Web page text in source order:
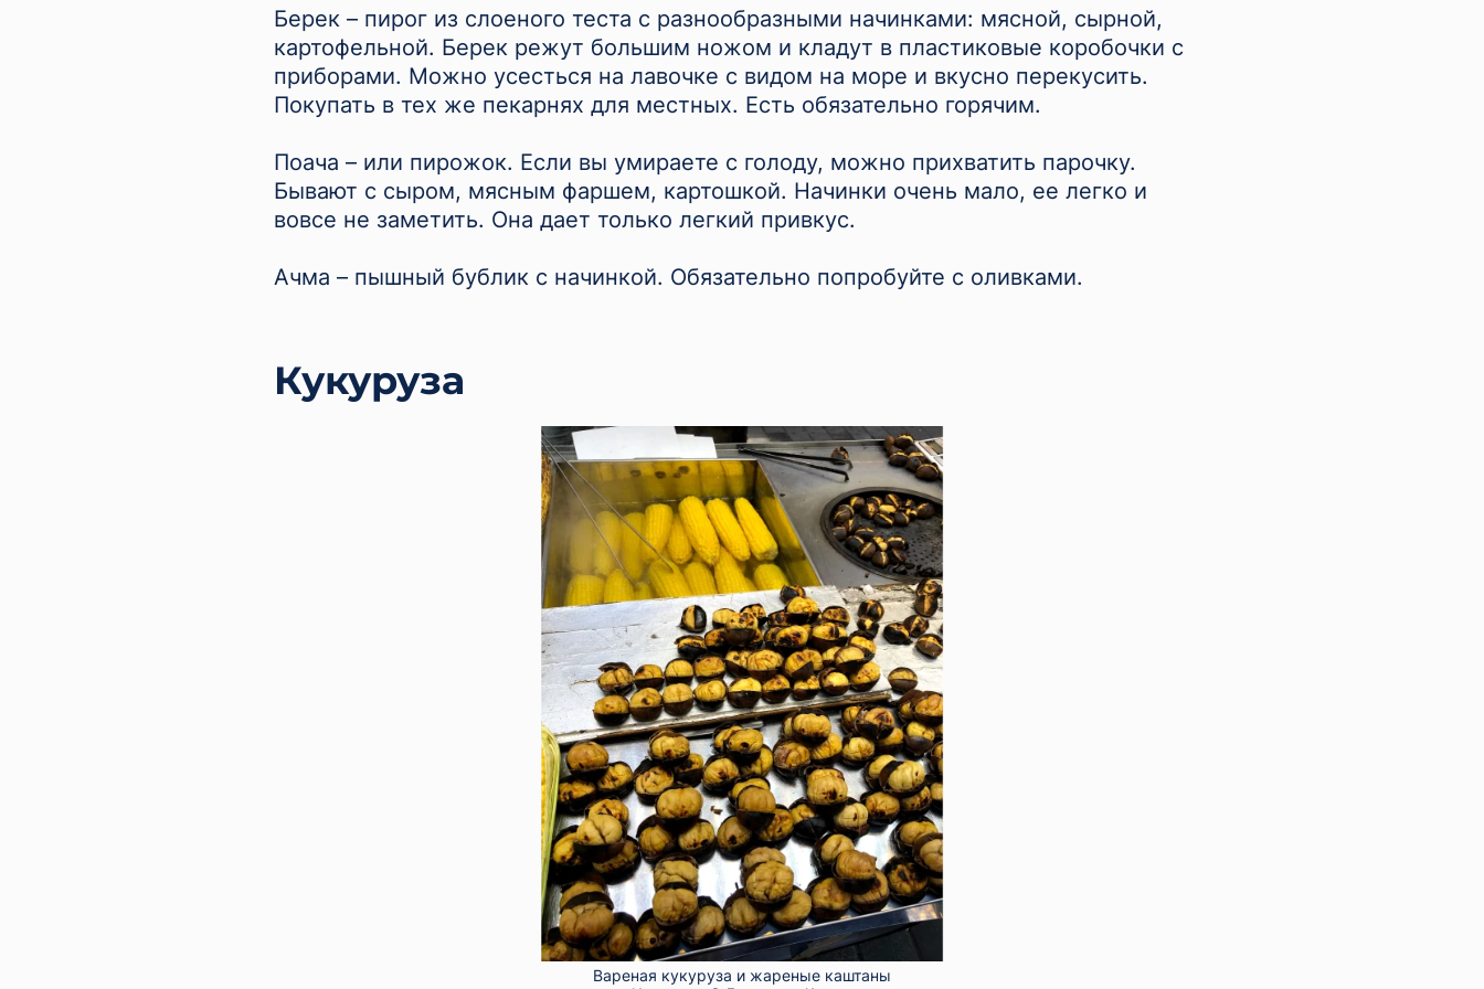
Берек – пирог из слоеного теста с разнообразными начинками: мясной, сырной,
картофельной. Берек режут большим ножом и кладут в пластиковые коробочки с
приборами. Можно усесться на лавочке с видом на море и вкусно перекусить.
Покупать в тех же пекарнях для местных. Есть обязательно горячим.
Поача – или пирожок. Если вы умираете с голоду, можно прихватить парочку.
Бывают с сыром, мясным фаршем, картошкой. Начинки очень мало, ее легко и
вовсе не заметить. Она дает только легкий привкус.
Ачма – пышный бублик с начинкой. Обязательно попробуйте с оливками.
Кукуруза
Вареная кукуруза и жареные каштаны